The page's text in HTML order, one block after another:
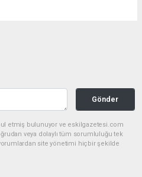
Gönder
etmiş bulunuyor ve eskilgazetesi.com
veya dolaylı tüm sorumluluğu tek
site yönetimi hiçbir şekilde